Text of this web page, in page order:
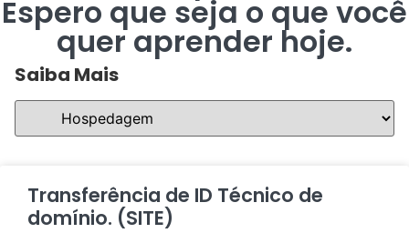
Espero que seja o que você
quer aprender hoje.
Saiba Mais
Transferência de ID Técnico de
domínio. (SITE)